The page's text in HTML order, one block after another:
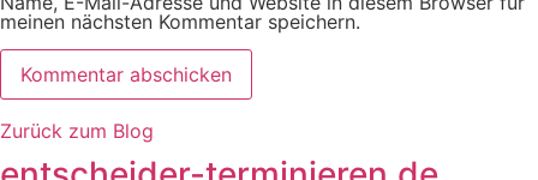
meinen nächsten Kommentar speichern.
Zurück zum Blog